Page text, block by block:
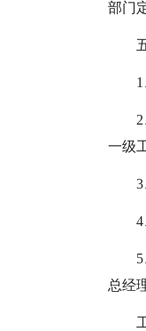
部门
一级
总经